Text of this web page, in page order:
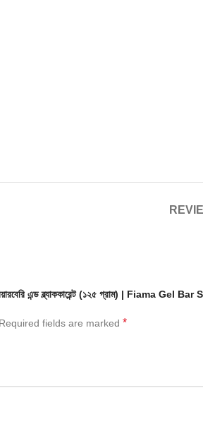
এন্ড ব্ল্যাককারেন্ট (১২৫ গ্রাম) | Fiama
Required fields are marked *